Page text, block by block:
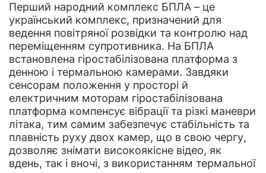
Перший народний комплекс БПЛА – це
український комплекс, призначений для
ведення повітряної розвідки та контролю над
переміщенням супротивника. На БПЛА
встановлена гіростабілізована платформа з
денною і термальною камерами. Завдяки
сенсорам положення у просторі й
електричним моторам гіростабілізована
платформа компенсує вібрації та різкі маневри
літака, тим самим забезпечує стабільність та
плавність руху двох камер, що в свою чергу,
дозволяє знімати високоякісне відео, як
вдень, так і вночі, з використанням термальної